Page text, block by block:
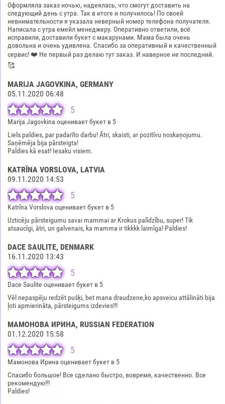
Оформляла заказ ночью, надеялась, что смогут доставить на
следующий день с утра. Так в итоге и получилось! По своей
невнимательности я указала неверный номер телефона получателя.
Написала с утра емейл менеджеру. Оперативно ответили, всё
исправили, доставили букет с макарунами. Мама была очень
довольна и очень удивлена. Спасибо за оперативный и качественный
сервис! ❤️ Не первый раз делаю тут заказ. И наверное не последний.
🥰
MARIJA JAGOVKINA, GERMANY
05.11.2020 06:48
5
Marija Jagovkina оценивает букет в 5
Liels paldies, par padarīto darbu! Ātri, skaisti, ar pozitīvu noskaņojumu.
Saņēmēja bija pārsteigta!
Paldies kā esat! Iesaku visiem.
KATRĪNA VORSLOVA, LATVIA
09.11.2020 14:53
5
Katrīna Vorslova оценивает букет в 5
Uzticēju pārsteigumu savai mammai ar Krokus palīdzību, super! Tik
atsaucīgi, ātri, un galvenais, ka mamma ir tikkkk laimīga! Paldies!
DACE SAULITE, DENMARK
16.11.2020 13:43
5
Dace Saulite оценивает букет в 5
Vēl nepaspēju redzēt pušķi, bet mana draudzene,ko apsveicu attālināti bija
ļoti apmierināta, pārsteigums izdevies!!!
МАМОНОВА ИРИНА, RUSSIAN FEDERATION
01.12.2020 15:58
5
Мамонова Ирина оценивает букет в 5
Спасибо большое! Все сделано быстро, вовремя, качественно. Все
рекомендую!!!
Paldies!